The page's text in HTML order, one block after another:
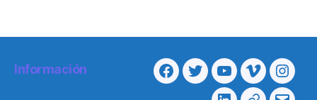
Información
Facebook
TwitterYoutubeVimeo